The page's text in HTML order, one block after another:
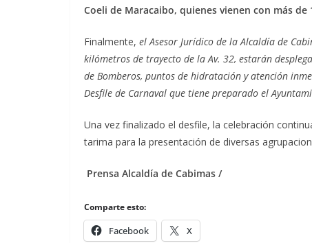
Coeli de Maracaibo, quienes vienen con más
Finalmente, el Asesor Jurídico de la Alcaldía de
kilómetros de trayecto de la Av. 32, estarán
de Bomberos, puntos de hidratación y atención
Desfile de Carnaval que tiene preparado el
Una vez finalizado el desfile, la celebración
tarima para la presentación de diversas
Prensa Alcaldía de Cabimas /
Comparte esto:
Facebook X